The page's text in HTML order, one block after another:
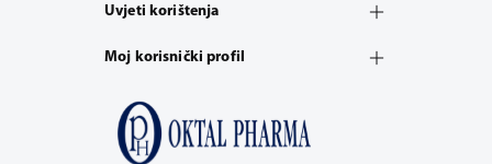
Uvjeti korištenja
Moj korisnički profil